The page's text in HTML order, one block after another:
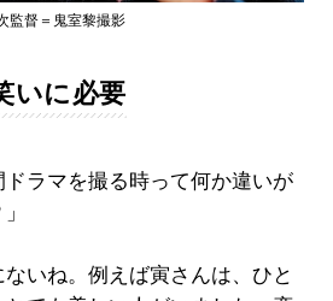
監督＝鬼室黎撮影
いに必要
ラマを撮る時って何か違いが
いね。例えば寅さんは、ひと